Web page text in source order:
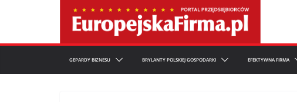
GEPARDY BIZNESU BRYLANTY POLSKIEJ GOSPODARKI EFEKTYWNA FIRMA